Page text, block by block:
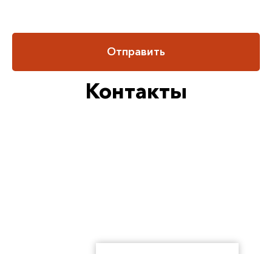
Отправить
Контакты